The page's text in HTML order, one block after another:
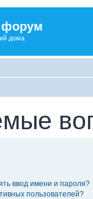
форум
дома
ввод имени и пароля?
пользователей?